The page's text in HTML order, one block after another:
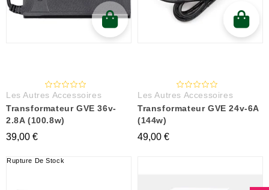
Les Autres Accessoires
Transformateur GVE 36v-
2.8A (100.8w)
39,00 €
Les Autres Accessoires
Transformateur GVE 24v-6A
(144w)
49,00 €
Rupture De Stock